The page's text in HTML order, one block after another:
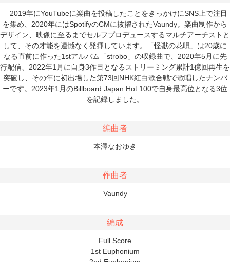
2019年にYouTubeに楽曲を投稿したことをきっかけにSNS上で注目
を集め、2020年にはSpotifyのCMに抜擢されたVaundy。楽曲制作から
デザイン、映像に至るまでセルフプロデュースするマルチアーチストと
して、その才能を遺憾なく発揮しています。「怪獣の花唄」は20歳に
なる直前に作った1stアルバム「strobo」の収録曲で、2020年5月に先
行配信、2022年1月に自身3作目となるストリーミング累計1億回再生を
突破し、その年に初出場した第73回NHK紅白歌合戦で歌唱したナンバ
ーです。2023年1月のBillboard Japan Hot 100で自身最高位となる3位
を記録しました。
編曲者
本澤なおゆき
作曲者
Vaundy
編成
Full Score
1st Euphonium